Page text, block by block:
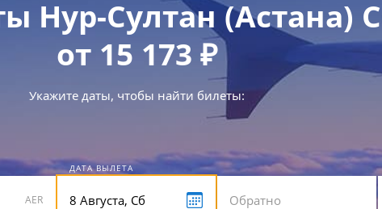
Нур-Султан (Астана)
от 15 173 ₽
Укажите даты, чтобы найти билеты:
AER
ДАТА ВЫЛЕТА